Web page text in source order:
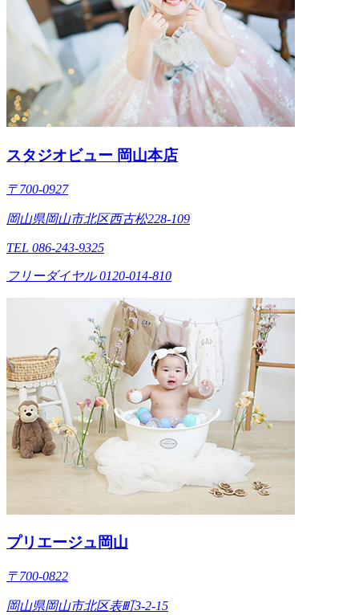
スタジオビュー 岡山本店
〒700-0927
岡山県岡山市北区西古松228-109
TEL 086-243-9325
フリーダイヤル 0120-014-810
プリエージュ岡山
〒700-0822
岡山県岡山市北区表町3-2-15